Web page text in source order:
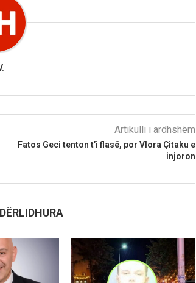
Artikulli i ardhshëm
Fatos Geci tenton t’i flasë, por Vlora Çitaku e
injoron